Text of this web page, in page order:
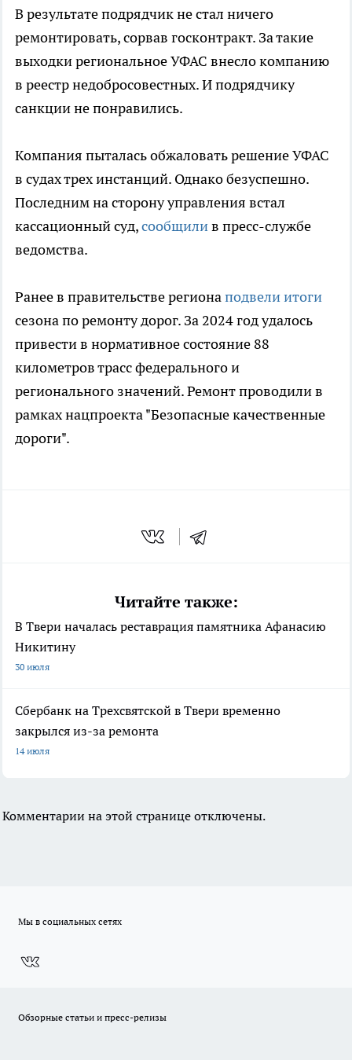
В результате подрядчик не стал ничего
ремонтировать, сорвав госконтракт. За такие
выходки региональное УФАС внесло компанию
в реестр недобросовестных. И подрядчику
санкции не понравились.
Компания пыталась обжаловать решение УФАС
в судах трех инстанций. Однако безуспешно.
Последним на сторону управления встал
кассационный суд,сообщилив пресс-службе
ведомства.
Ранее в правительстве регионаподвели итоги
сезона по ремонту дорог. За 2024 год удалось
привести в нормативное состояние 88
километров трасс федерального и
регионального значений. Ремонт проводили в
рамках нацпроекта "Безопасные качественные
дороги".
Читайте также:
В Твери началась реставрация памятника Афанасию
Никитину
30 июля
Сбербанк на Трехсвятской в Твери временно
закрылся из-за ремонта
14 июля
Комментарии на этой странице отключены.
Мы в социальных сетях
Обзорные статьи и пресс-релизы